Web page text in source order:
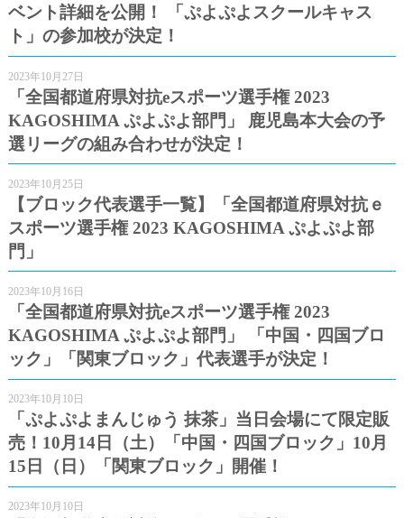
ベント詳細を公開！ 「ぷよぷよスクールキャス
ト」の参加校が決定！
2023年10月27日
「全国都道府県対抗eスポーツ選手権 2023
KAGOSHIMA ぷよぷよ部門」 鹿児島本大会の予
選リーグの組み合わせが決定！
2023年10月25日
【ブロック代表選手一覧】「全国都道府県対抗ｅ
スポーツ選手権 2023 KAGOSHIMA ぷよぷよ部
門」
2023年10月16日
「全国都道府県対抗eスポーツ選手権 2023
KAGOSHIMA ぷよぷよ部門」 「中国・四国ブロ
ック」「関東ブロック」代表選手が決定！
2023年10月10日
「ぷよぷよまんじゅう 抹茶」当日会場にて限定販
売！10月14日（土）「中国・四国ブロック」10月
15日（日）「関東ブロック」開催！
2023年10月10日